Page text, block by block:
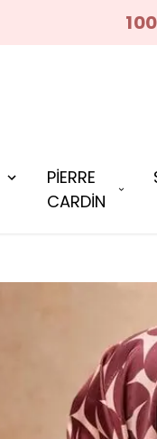
PİERRE
CARDİN